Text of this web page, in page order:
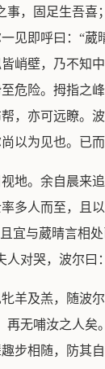
，固足生吾
见即呼曰：“
峭壁，乃不知
危险。拇指之
，亦可远瞭。
以为见也。已
地。余自晨来
多人而至，且
宜与葳晴言相
对哭，波尔曰
羊及羔，随波
无哺汝之人
步相随，防其